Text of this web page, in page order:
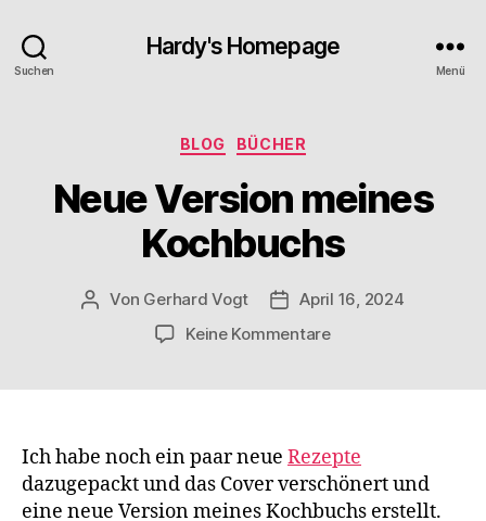
Suchen
Hardy's Homepage
Menü
Kategorien
BLOG BÜCHER
Neue Version meines
Kochbuchs
Beitragsautor
Von Gerhard Vogt Veröffentlichungsdatum
April 16, 2024
Keine Kommentarezu
Ich habe noch ein paar neue Rezepte
dazugepackt und das Cover verschönert und
eine neue Version meines Kochbuchs erstellt.